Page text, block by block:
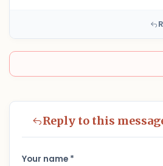
Reply to this
Your name *